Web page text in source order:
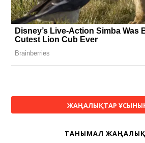
ЖАҢАЛЫҚТАР
ТАНЫМАЛ